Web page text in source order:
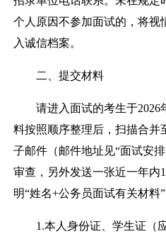
个人原因不参加面试的，将视
入诚信档案。
二、提交材料
请进入面试的考生于2026
料按照顺序整理后，扫描合并
子邮件（邮件地址见“面试安
审查，另外发送一张近一年内1
明“姓名+公务员面试有关材料”
1.本人身份证、学生证（